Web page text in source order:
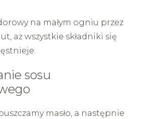
na małym ogniu przez
aż wszystkie składniki się
sosu
masło, a następnie